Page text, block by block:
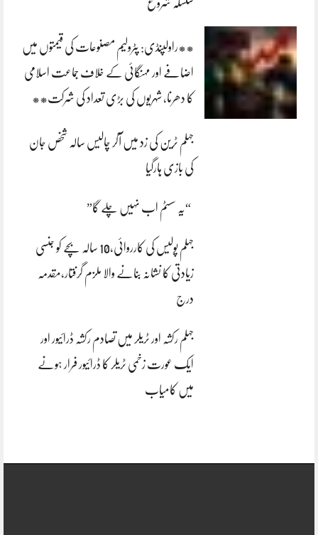
سلسلہ شروع
**راولپنڈی: پٹرولیم مصنوعات کی قیمتوں میں
اضافے اور مہنگائی کے خلاف جماعت اسلامی
کا دھرنا، شہریوں کی بڑی تعداد کی شرکت**
جہلم ٹرین کی زد میں آکر چالیس سالہ شخص جان
کی بازی ہارگیا
“یہ سسٹم اب نہیں چلے گا”
جہلم پولیس کی کارروائی،10 سالہ بچے کو جنسی
زیادتی کا نشانہ بنانے والا ملزم گرفتار،مقدمہ
درج
جہلم رکشہ اور ٹریلر میں تصادم رکشہ ڈرائیور اور
ایک عورت زخمی ٹریلر کا ڈرائیور فرار ہونے
میں کامیاب